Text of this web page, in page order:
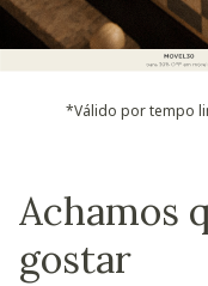
*Válido por tempo
Achamos
gostar